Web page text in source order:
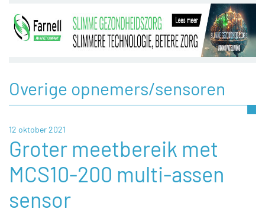
Overige opnemers/sensoren
12 oktober 2021
Groter meetbereik met
MCS10-200 multi-assen
sensor